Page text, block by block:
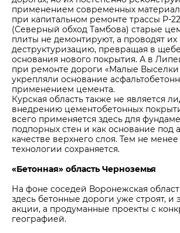
применением современных
при капитальном ремонте трассы Р-
(Северный обход Тамбова) старые
плиты не демонтируют, а проводят их
деструктуризацию, превращая в
основания нового покрытия. А в
при ремонте дороги «Малые
укрепляли основание
применением цемента.
Курская область также не является
внедрению цементобетонных
всего применяется здесь для
подпорных стен и как основание под
качестве верхнего слоя. Тем не
технологии сохраняется.
«Бетонная» область Черноземья
На фоне соседей Воронежская
здесь бетонные дороги уже строят, и
акции, а продуманные проекты с
географией.